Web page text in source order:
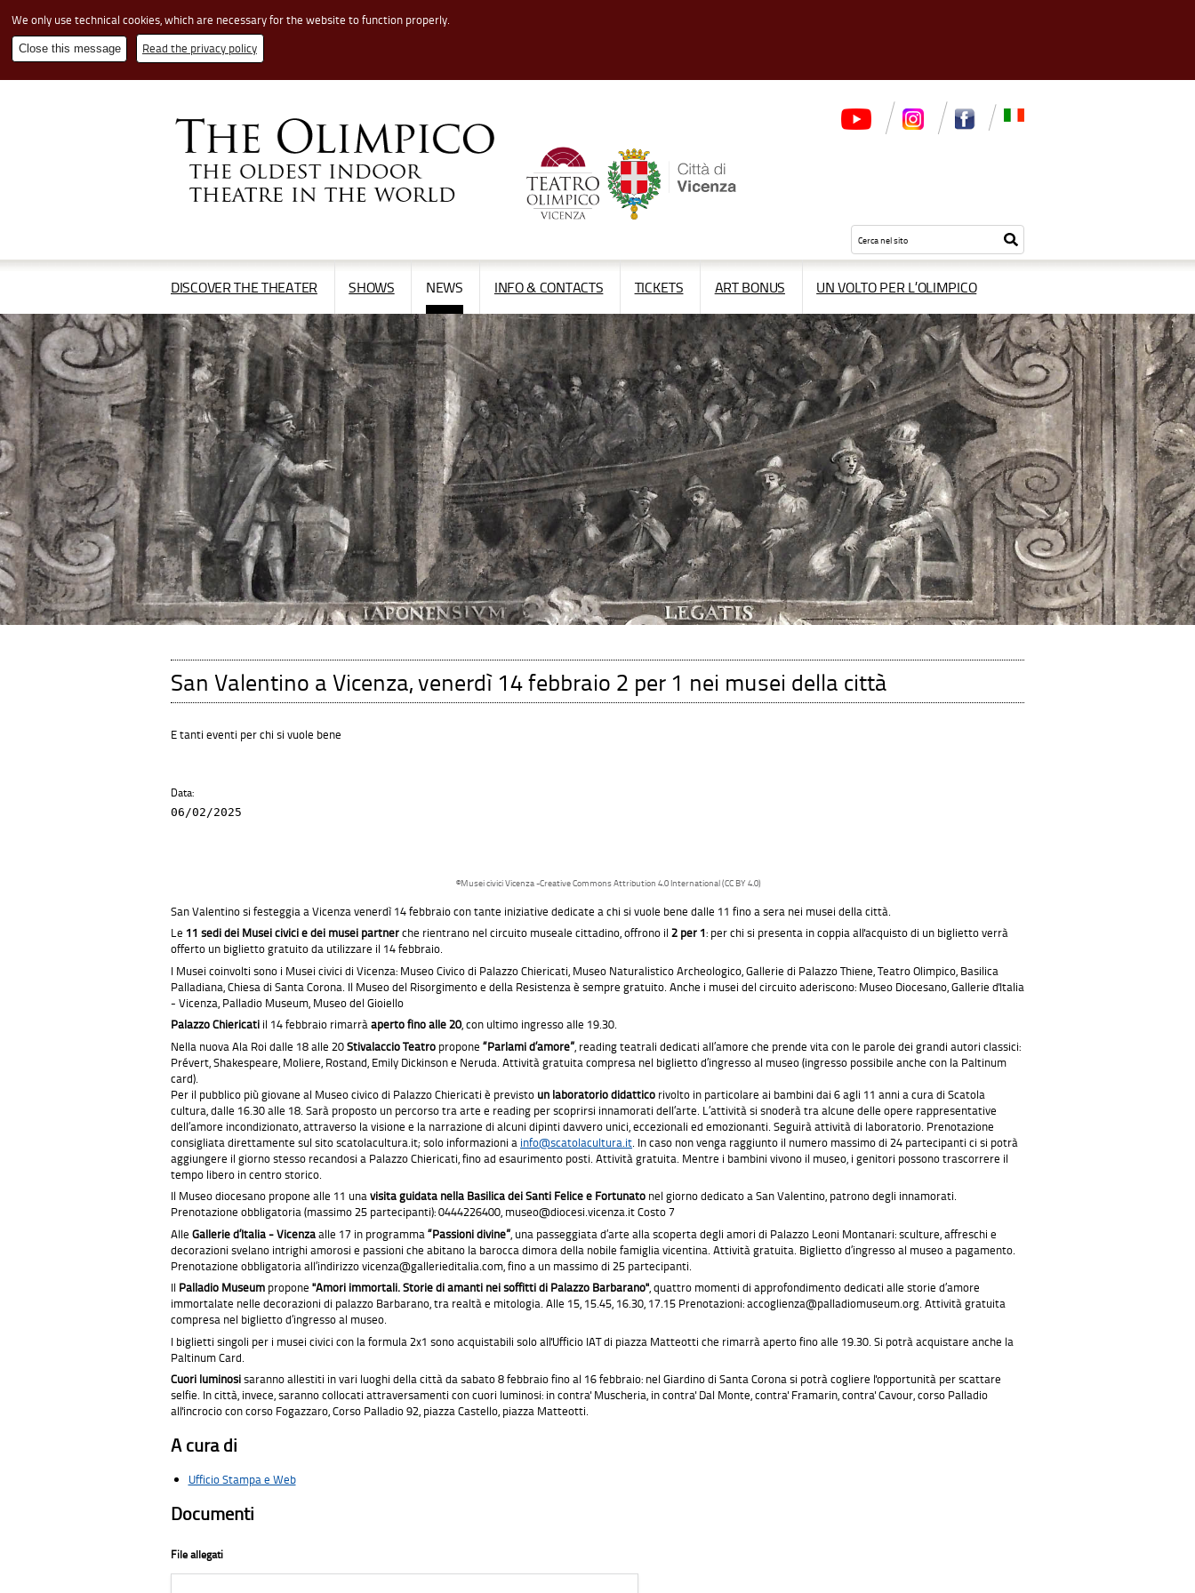
We only use technical cookies, which are necessary for the website to function properly.
Close this message Read the privacy policy
sito
Testo
cercare
Inizia
la
DISCOVER THE THEATER APRI/CHIUDI
IL
MENÙ
SHOWSAPRI/CHIUDI
IL
MENÙ
NEWS INFO & CONTACTSAPRI/CHIUDI
IL
MENÙ
TICKETS ART BONUS UN VOLTO PER L’OLIMPICO
San Valentino a Vicenza, venerdì 14 febbraio 2 per 1 nei musei della città
E tanti eventi per chi si vuole bene
Data:
06/02/2025
©Musei civici Vicenza -Creative Commons Attribution 4.0 International (CC BY 4.0)
San Valentino si festeggia a Vicenza venerdì 14 febbraio con tante iniziative dedicate a chi si vuole bene dalle 11 fino a sera nei musei della città.
Le 11 sedi dei Musei civici edei musei partnerche rientrano nel circuito museale cittadino, offrono il 2 per 1: per chi si presenta in coppia all'acquisto di un biglietto verrà
offerto un biglietto gratuito da utilizzare il 14 febbraio.
I Musei coinvolti sono i Musei civici di Vicenza: Museo Civico di Palazzo Chiericati, Museo Naturalistico Archeologico, Gallerie di Palazzo Thiene, Teatro Olimpico, Basilica
Palladiana, Chiesa di Santa Corona. Il Museo del Risorgimento e della Resistenza è sempre gratuito. Anche i musei del circuito aderiscono: Museo Diocesano, Gallerie d'Italia
- Vicenza, Palladio Museum, Museo del Gioiello
Palazzo Chiericati il 14 febbraio rimarràapertofino alle 20, con ultimo ingresso alle 19.30.
Nella nuova Ala Roi dalle 18 alle 20Stivalaccio Teatro propone “Parlami d’amore”, reading teatrali dedicati all’amore che prende vita con le parole dei grandi autori classici:
Prévert, Shakespeare, Moliere, Rostand, Emily Dickinson e Neruda. Attività gratuita compresa nel biglietto d’ingresso al museo (ingresso possibile anche con la Paltinum
card).
Per il pubblico più giovane al Museo civico di Palazzo Chiericati è previsto un laboratorio didattico rivolto in particolare ai bambini dai 6 agli 11 anni a cura di Scatola
cultura, dalle 16.30 alle 18. Sarà proposto un percorso tra arte e reading per scoprirsi innamorati dell’arte. L’attività si snoderà tra alcune delle opere rappresentative
dell’amore incondizionato, attraverso la visione e la narrazione di alcuni dipinti davvero unici, eccezionali ed emozionanti. Seguirà attività di laboratorio. Prenotazione
consigliata direttamente sul sito scatolacultura.it; solo informazioni a info@scatolacultura.it. In caso non venga raggiunto il numero massimo di 24 partecipanti ci si potrà
aggiungere il giorno stesso recandosi a Palazzo Chiericati, fino ad esaurimento posti. Attività gratuita. Mentre i bambini vivono il museo, i genitori possono trascorrere il
tempo libero in centro storico.
Il Museo diocesano propone alle 11 unavisita guidata nella Basilica dei Santi Felice e Fortunato nel giorno dedicato a San Valentino, patrono degli innamorati.
Prenotazione obbligatoria (massimo 25 partecipanti): 0444226400, museo@diocesi.vicenza.it Costo 7
Alle Gallerie d’Italia -Vicenzaalle 17 in programma“Passioni divine”, una passeggiata d’arte alla scoperta degli amori di Palazzo Leoni Montanari: sculture, affreschi e
decorazioni svelano intrighi amorosi e passioni che abitano la barocca dimora della nobile famiglia vicentina. Attività gratuita. Biglietto d’ingresso al museo a pagamento.
Prenotazione obbligatoria all’indirizzo vicenza@gallerieditalia.com, fino a un massimo di 25 partecipanti.
Il Palladio Museum propone "Amori immortali. Storie di amanti nei soffitti di Palazzo Barbarano", quattro momenti di approfondimento dedicati alle storie d’amore
immortalate nelle decorazioni di palazzo Barbarano, tra realtà e mitologia. Alle 15, 15.45, 16.30, 17.15 Prenotazioni: accoglienza@palladiomuseum.org. Attività gratuita
compresa nel biglietto d’ingresso al museo.
I biglietti singoli per i musei civici con la formula 2x1 sono acquistabili solo all'Ufficio IAT di piazza Matteotti che rimarrà aperto fino alle 19.30. Si potrà acquistare anche la
Paltinum Card.
Cuori luminosisaranno allestiti in vari luoghi della città da sabato 8 febbraio fino al 16 febbraio: nel Giardino di Santa Corona si potrà cogliere l'opportunità per scattare
selfie. In città, invece, saranno collocati attraversamenti con cuori luminosi: in contra' Muscheria, in contra' Dal Monte, contra' Framarin, contra' Cavour, corso Palladio
all'incrocio con corso Fogazzaro, Corso Palladio 92, piazza Castello, piazza Matteotti.
A cura di
Ufficio Stampa e Web
Documenti
File allegati